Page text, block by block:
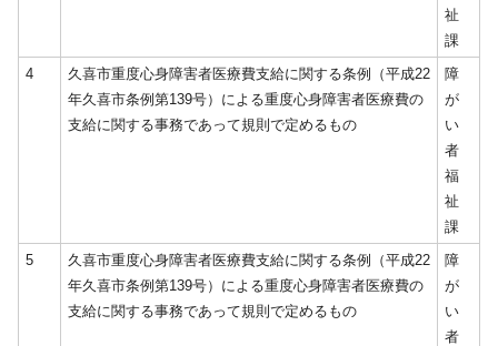
祉
課
4
久喜市重度心身障害者医療費支給に関する条例（平成22
年久喜市条例第139号）による重度心身障害者医療費の
支給に関する事務であって規則で定めるもの
障
が
い
者
福
祉
課
5
久喜市重度心身障害者医療費支給に関する条例（平成22
年久喜市条例第139号）による重度心身障害者医療費の
支給に関する事務であって規則で定めるもの
障
が
い
者